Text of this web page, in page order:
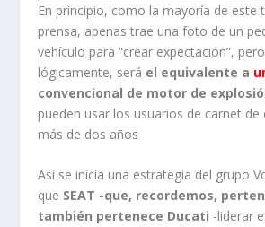
En principio, como la mayoría de este
prensa, apenas trae una foto de un
vehículo para “crear expectación”,
lógicamente, será el equivalente a
convencional de motor de
pueden usar los usuarios de carnet de
más de dos años
Así se inicia una estrategia del grupo
que SEAT -que, recordemos,
también pertenece Ducati -liderar